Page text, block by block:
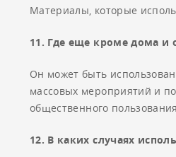
Материалы, которые
11. Где еще кроме дома и
Он может быть
массовых мероприятий и
общественного
12. В каких случаях